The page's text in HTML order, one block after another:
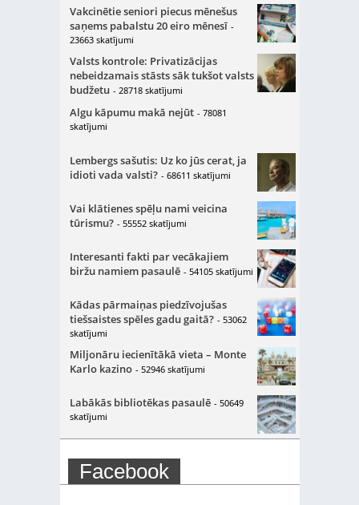
Vakcinētie seniori piecus mēnešus
saņems pabalstu 20 eiro mēnesī -
23663 skatījumi
Valsts kontrole: Privatizācijas
nebeidzamais stāsts sāk tukšot valsts
budžetu - 28718 skatījumi
Algu kāpumu makā nejūt - 78081
skatījumi
Lembergs sašutis: Uz ko jūs cerat, ja
idioti vada valsti? - 68611 skatījumi
Vai klātienes spēļu nami veicina
tūrismu? - 55552 skatījumi
Interesanti fakti par vecākajiem
biržu namiem pasaulē - 54105 skatījumi
Kādas pārmaiņas piedzīvojušas
tiešsaistes spēles gadu gaitā? - 53062
skatījumi
Miljonāru iecienītākā vieta – Monte
Karlo kazino - 52946 skatījumi
Labākās bibliotēkas pasaulē - 50649
skatījumi
Facebook